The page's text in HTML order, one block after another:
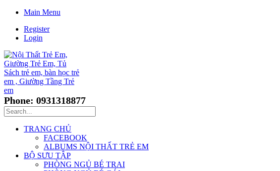
Main Menu
Register
Login
Phone: 0931318877
TRANG CHỦ
FACEBOOK
ALBUMS NỘI THẤT TRẺ EM
BỘ SƯU TẬP
PHÒNG NGỦ BÉ TRAI